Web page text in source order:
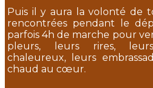
Puis il y aura la volonté de
rencontrées pendant le
parfois 4h de marche pour
pleurs, leurs rires, leurs
chaleureux, leurs
chaud au cœur.